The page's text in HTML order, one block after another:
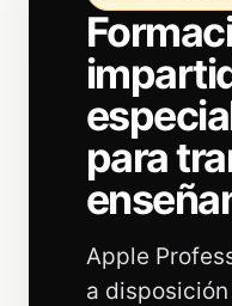
para
Apple
a